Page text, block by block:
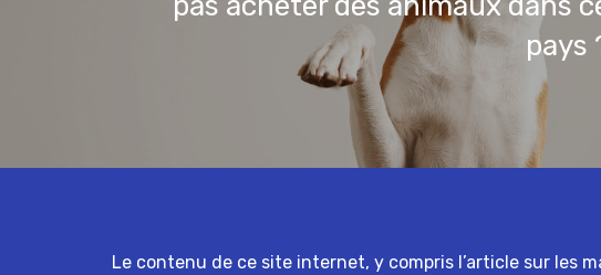
pays
Le contenu de ce site internet, y compris l’article sur les